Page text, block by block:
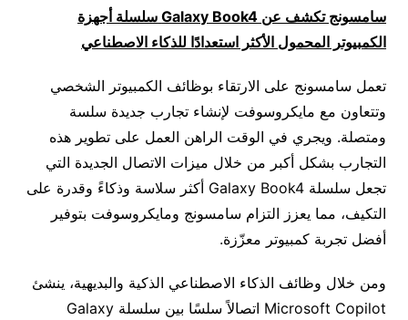
سامسونج تكشف عن
سلسلة أجهزة
الكمبيوتر المحمول الأكثر استعدادًا للذكاء الاصطناعي
تعمل سامسونج على الارتقاء بوظائف الكمبيوتر الشخصي
وتتعاون مع مايكروسوفت لإنشاء تجارب جديدة سلسة
ومتصلة. ويجري في الوقت الراهن العمل على تطوير هذه
التجارب بشكل أكبر من خلال ميزات الاتصال الجديدة التي
تجعل سلسلة Galaxy Book4 أكثر سلاسة وذكاءً وقدرة على
التكيف، مما يعزز التزام سامسونج ومايكروسوفت بتوفير
أفضل تجربة كمبيوتر معزّزة.
ومن خلال وظائف الذكاء الاصطناعي الذكية والبديهية، ينشئ
Microsoft Copilot اتصالاً سلسًا بين سلسلة Galaxy